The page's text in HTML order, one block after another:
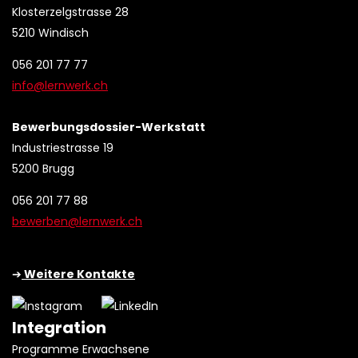
Klosterzelgstrasse 28
5210 Windisch
056 201 77 77
info@lernwerk.ch
Bewerbungsdossier-Werkstatt
Industriestrasse 19
5200 Brugg
056 201 77 88
bewerben@lernwerk.ch
➔ Weitere Kontakte
Integration
Programme Erwachsene